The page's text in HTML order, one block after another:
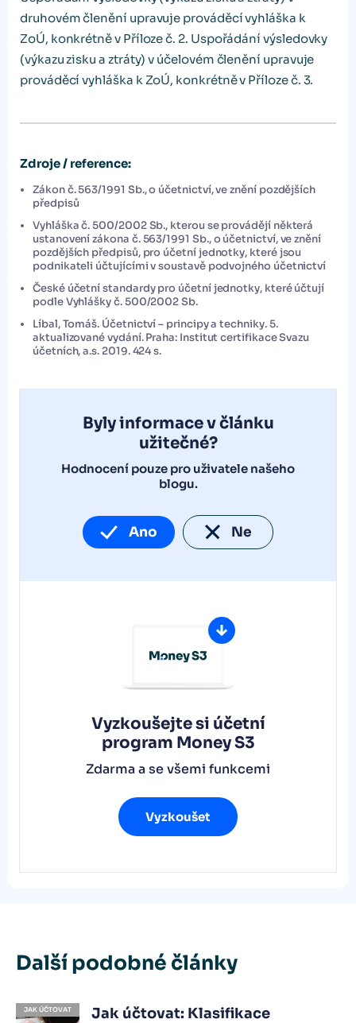
druhovém členění upravuje prováděcí vyhláška k
ZoÚ, konkrétně v Příloze č. 2. Uspořádání výsledovky
(výkazu zisku a ztráty) v účelovém členění upravuje
prováděcí vyhláška k ZoÚ, konkrétně v Příloze č. 3.
Zdroje / reference:
Zákon č. 563/1991 Sb., o účetnictví, ve znění pozdějších
předpisů
Vyhláška č. 500/2002 Sb., kterou se provádějí některá
ustanovení zákona č. 563/1991 Sb., o účetnictví, ve znění
pozdějších předpisů, pro účetní jednotky, které jsou
podnikateli účtujícími v soustavě podvojného účetnictví
České účetní standardy pro účetní jednotky, které účtují
podle Vyhlášky č. 500/2002 Sb.
Líbal, Tomáš. Účetnictví – principy a techniky. 5.
aktualizované vydání. Praha: Institut certifikace Svazu
účetních, a.s. 2019. 424 s.
Byly informace v článku
užitečné?
Hodnocení pouze pro uživatele našeho
blogu.
Ano Ne
Vyzkoušejte si účetní
program Money S3
Zdarma a se všemi funkcemi
Vyzkoušet
Další podobné články
JAK ÚČTOVAT
Jak účtovat: Klasifikace